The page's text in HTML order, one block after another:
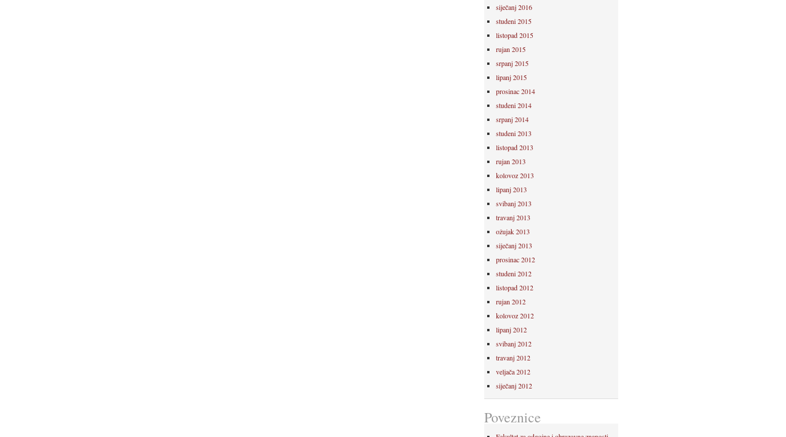
siječanj 2016
studeni 2015
listopad 2015
rujan 2015
srpanj 2015
lipanj 2015
prosinac 2014
studeni 2014
srpanj 2014
studeni 2013
listopad 2013
rujan 2013
kolovoz 2013
lipanj 2013
svibanj 2013
travanj 2013
ožujak 2013
siječanj 2013
prosinac 2012
studeni 2012
listopad 2012
rujan 2012
kolovoz 2012
lipanj 2012
svibanj 2012
travanj 2012
veljača 2012
siječanj 2012
Poveznice